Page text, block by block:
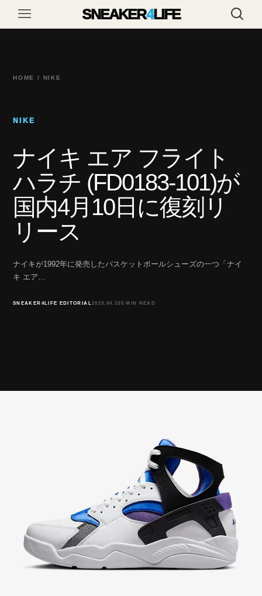
SNEAKER4LIFE
HOME / NIKE
NIKE
ナイキ エア フライト
ハラチ (FD0183-101)が
国内4月10日に復刻リ
リース
ナイキが1992年に発売したバスケットボールシューズの一つ「ナイ
キ エア…
SNEAKER4LIFE EDITORIAL2023.04.10 5 MIN READ